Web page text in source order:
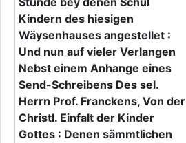
Kindern des hiesigen
Wäysenhauses angestellet :
Und nun auf vieler Verlangen
Nebst einem Anhange eines
Send-Schreibens Des sel.
Herrn Prof. Franckens, Von der
Christl. Einfalt der Kinder
Gottes : Denen sämmtlichen